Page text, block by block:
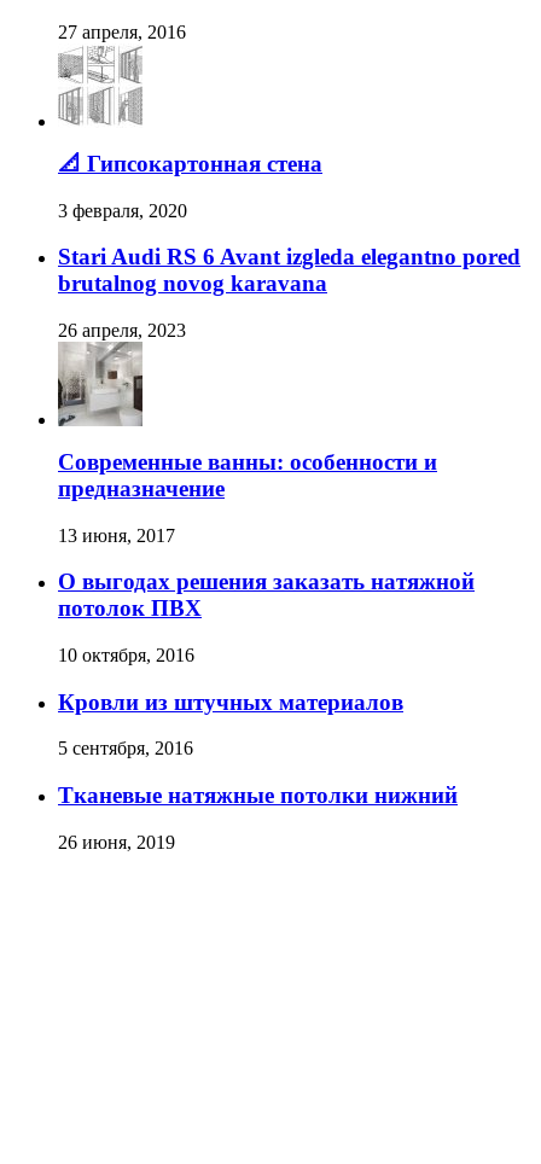
27 апреля, 2016
📐 Гипсокартонная стена
3 февраля, 2020
Stari Audi RS 6 Avant izgleda elegantno pored
brutalnog novog karavana
26 апреля, 2023
Современные ванны: особенности и
предназначение
13 июня, 2017
О выгодах решения заказать натяжной
потолок ПВХ
10 октября, 2016
Кровли из штучных материалов
5 сентября, 2016
Тканевые натяжные потолки нижний
26 июня, 2019